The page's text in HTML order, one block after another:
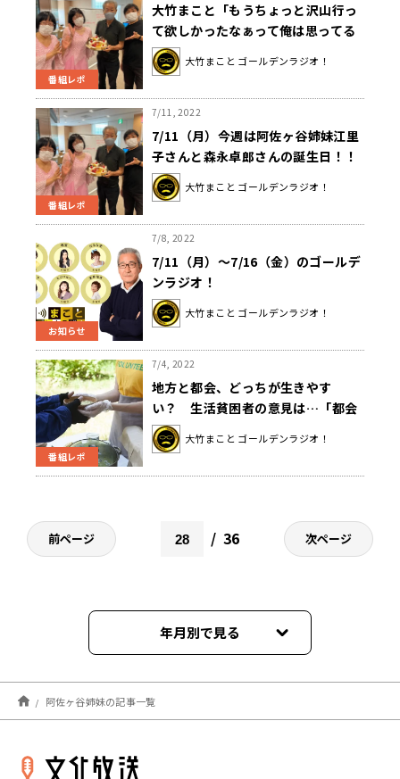
番組レポ
大竹まこと「もうちょっと沢山行っ
て欲しかったなぁって俺は思ってる
んだけどねぇ」参院選投票率を受け
コメント
大竹まこと ゴールデンラジオ！
番組レポ
7/11, 2022
7/11（月）今週は阿佐ヶ谷姉妹江里
子さんと森永卓郎さんの誕生日！！
大竹まこと ゴールデンラジオ！
お知らせ
7/8, 2022
7/11（月）～7/16（金）のゴールデ
ンラジオ！
大竹まこと ゴールデンラジオ！
番組レポ
7/4, 2022
地方と都会、どっちが生きやす
い？ 生活貧困者の意見は…「都会
はタダ飯がもらえる」「田舎はコミ
ュニティに入れれば」
大竹まこと ゴールデンラジオ！
前ページ 36 次ページ
年月別で見る
2026年08月
2026年07月
2026年06月
阿佐ヶ谷姉妹の記事一覧